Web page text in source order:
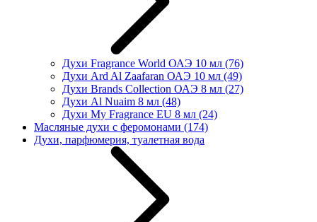
Духи Fragrance World ОАЭ 10 мл (76)
Духи Ard Al Zaafaran ОАЭ 10 мл (49)
Духи Brands Collection ОАЭ 8 мл (27)
Духи Al Nuaim 8 мл (48)
Духи My Fragrance EU 8 мл (24)
Масляные духи с феромонами (174)
Духи, парфюмерия, туалетная вода